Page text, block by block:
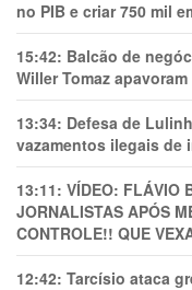
no PIB e criar 750 mil
15:42: Balcão de
Willer Tomaz
13:34: Defesa de
vazamentos ilegais
13:11: VÍDEO: FLÁVIO
JORNALISTAS APÓS
CONTROLE!! QUE
12:42: Tarcísio ataca